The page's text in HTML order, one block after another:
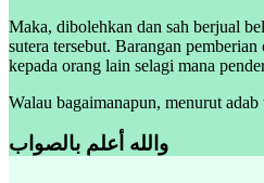
Maka, dibolehkan dan sah berjual
sutera tersebut. Barangan
kepada orang lain selagi mana
Walau bagaimanapun, menurut
والله أعلم بالصواب